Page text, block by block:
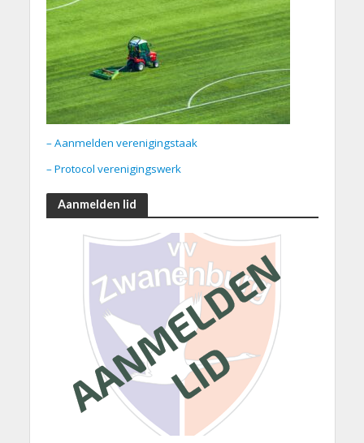
– Aanmelden verenigingstaak
– Protocol verenigingswerk
Aanmelden lid